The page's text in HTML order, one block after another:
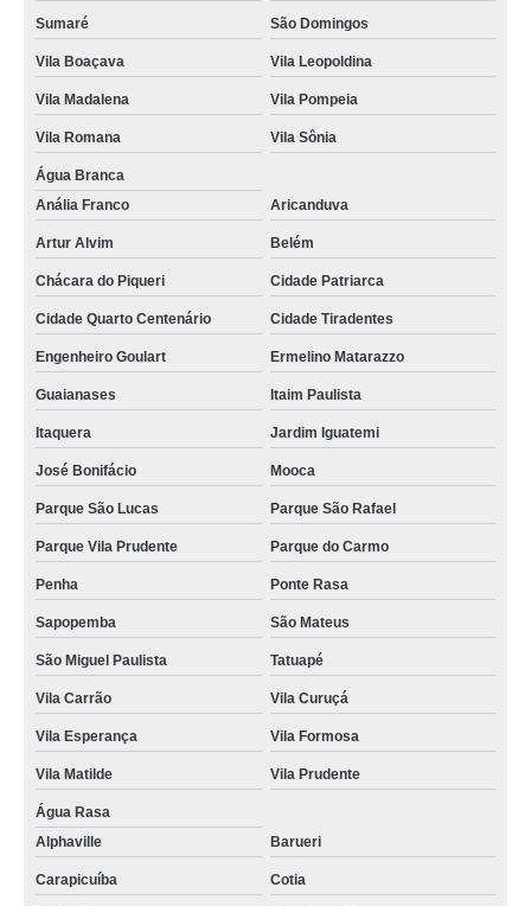
Sumaré São Domingos
Vila Boaçava Vila Leopoldina
Vila Madalena Vila Pompeia
Vila Romana Vila Sônia
Água Branca
Anália Franco
Aricanduva
Artur Alvim Belém
Chácara do Piqueri Cidade Patriarca
Cidade Quarto Centenário Cidade Tiradentes
Engenheiro Goulart Ermelino Matarazzo
Guaianases Itaim Paulista
Itaquera Jardim Iguatemi
José Bonifácio Mooca
Parque São Lucas Parque São Rafael
Parque Vila Prudente Parque do Carmo
Penha Ponte Rasa
Sapopemba São Mateus
São Miguel Paulista Tatuapé
Vila Carrão Vila Curuçá
Vila Esperança Vila Formosa
Vila Matilde Vila Prudente
Água Rasa
Alphaville
Barueri
Carapicuíba Cotia